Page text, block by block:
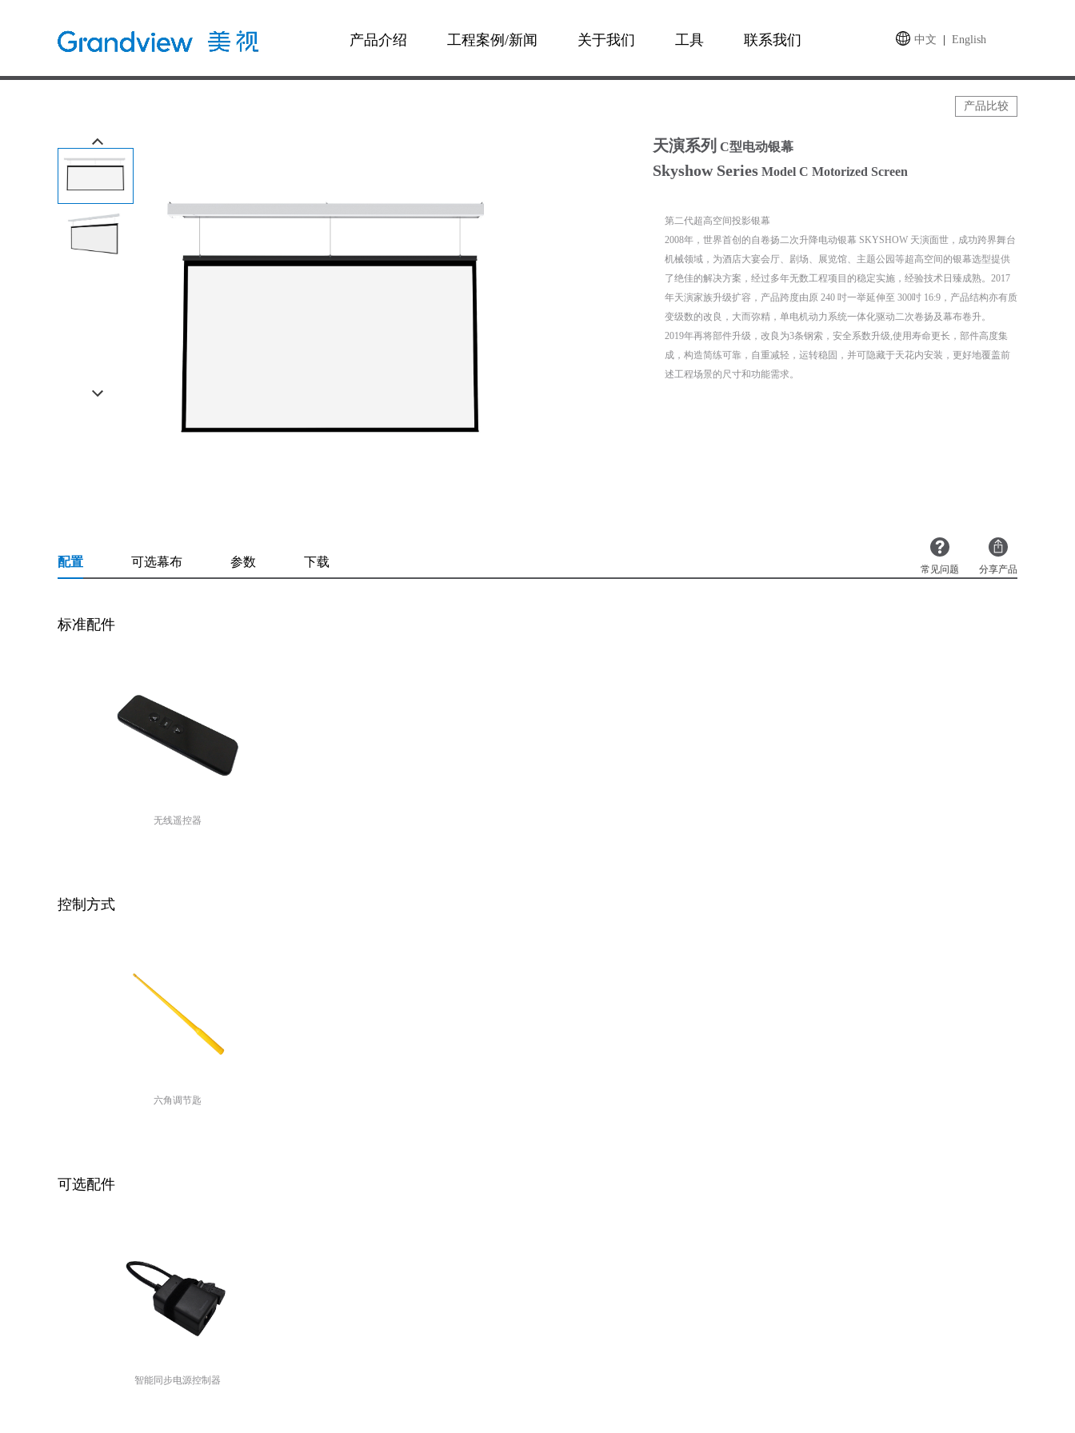
产品介绍 工程案例/新闻 关于我们 工具 联系我们 中文 English
产品比较
天演系列 C型电动银幕
Skyshow Series Model C Motorized Screen
第二代超高空间投影银幕
2008年，世界首创的自卷扬二次升降电动银幕 SKYSHOW 天演面世，成功跨界舞台
机械领域，为酒店大宴会厅、剧场、展览馆、主题公园等超高空间的银幕选型提供
了绝佳的解决方案，经过多年无数工程项目的稳定实施，经验技术日臻成熟。2017
年天演家族升级扩容，产品跨度由原 240 吋一举延伸至 300吋 16:9，产品结构亦有质
变级数的改良，大而弥精，单电机动力系统一体化驱动二次卷扬及幕布卷升。
2019年再将部件升级，改良为3条钢索，安全系数升级,使用寿命更长，部件高度集
成，构造简练可靠，自重减轻，运转稳固，并可隐藏于天花内安装，更好地覆盖前
述工程场景的尺寸和功能需求。
配置 可选幕布 参数 下载
常见问题 分享产品
标准配件
无线遥控器
控制方式
六角调节匙
可选配件
智能同步电源控制器